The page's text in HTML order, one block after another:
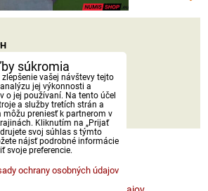
súkromia
vašej návštevy tejto
jej výkonnosti a
o jej používaní. Na tento účel
a služby tretích strán a
môžu preniesť k partnerom v
Kliknutím na „Prijať
svoj súhlas s týmto
nájsť podrobné informácie
svoje preferencie.
ochrany osobných údajov